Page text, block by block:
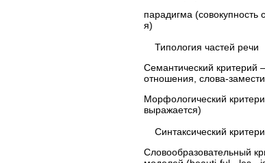
парадигма
я)
Типология частей речи
Семантический критерий
отношения, слова-
Морфологический
выражается)
Синтаксический
Словообразовательный